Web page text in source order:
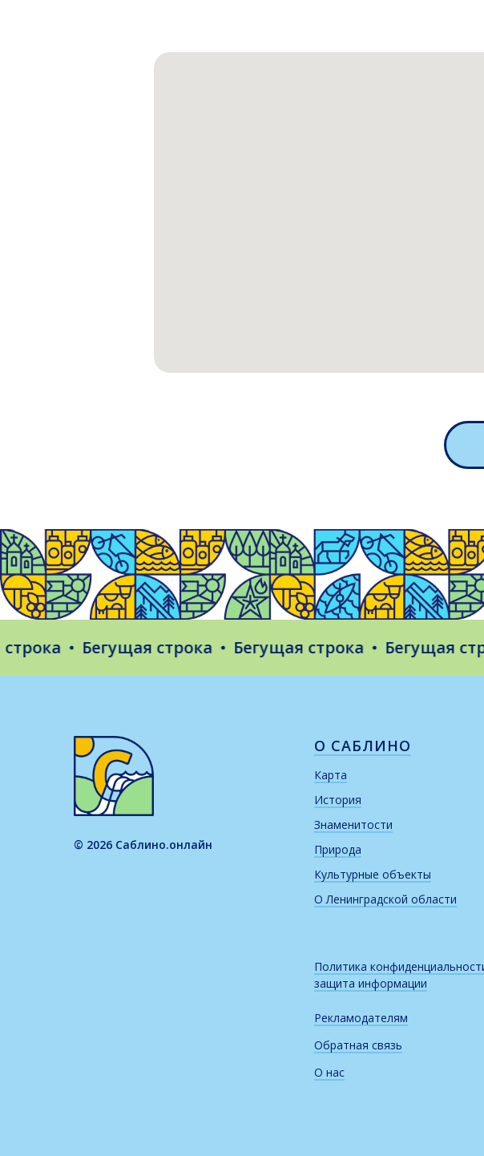
Бегущая строка Бегущая строка Бегущая строка
© 2026 Саблино.онлайн
О САБЛИНО
Карта
История
Знаменитости
Природа
Культурные объекты
О Ленинградской области
Политика
защита информации
Рекламодателям
Обратная связь
О нас